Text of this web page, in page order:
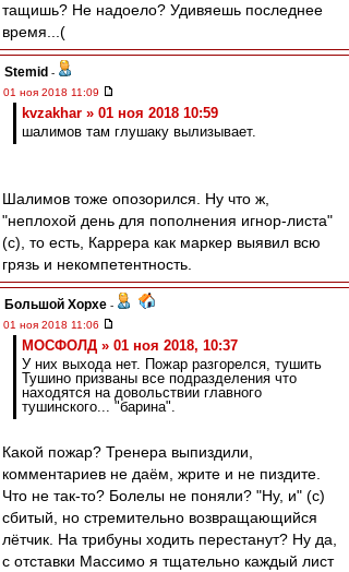
тащишь? Не надоело? Удивяешь последнее
время...(
Stemid -
01 ноя 2018 11:09
kvzakhar » 01 ноя 2018 10:59
шалимов там глушаку вылизывает.
Шалимов тоже опозорился. Ну что ж,
"неплохой день для пополнения игнор-листа"
(с), то есть, Каррера как маркер выявил всю
грязь и некомпетентность.
Большой Хорхе -
01 ноя 2018 11:06
МОСФОЛД » 01 ноя 2018, 10:37
У них выхода нет. Пожар разгорелся, тушить
Тушино призваны все подразделения что
находятся на довольствии главного
тушинского... "барина".
Какой пожар? Тренера выпиздили,
комментариев не даём, жрите и не пиздите.
Что не так-то? Болелы не поняли? "Ну, и" (с)
сбитый, но стремительно возвращающийся
лётчик. На трибуны ходить перестанут? Ну да,
с отставки Массимо я тщательно каждый лист